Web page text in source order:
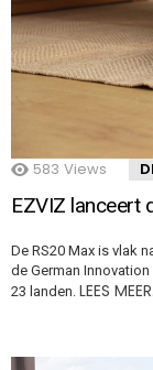
583 Views
EZVIZ lanceert
De RS20 Max is vlak
de German
23 landen. LEES